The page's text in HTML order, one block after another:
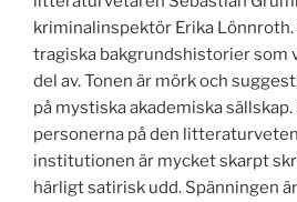
kriminalinspektör Erika Lönnroth.
tragiska bakgrundshistorier som
del av. Tonen är mörk och
på mystiska akademiska
personerna på den
institutionen är mycket skarpt
härligt satirisk udd. Spänningen